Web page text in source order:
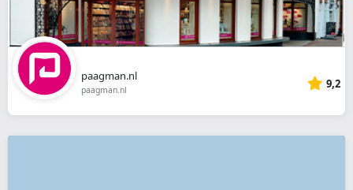
paagman.nl
paagman.nl 9,2